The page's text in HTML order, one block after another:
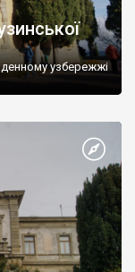
узбережжі